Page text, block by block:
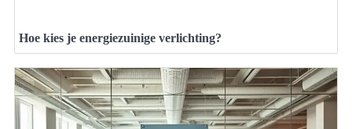
Hoe kies je energiezuinige verlichting?